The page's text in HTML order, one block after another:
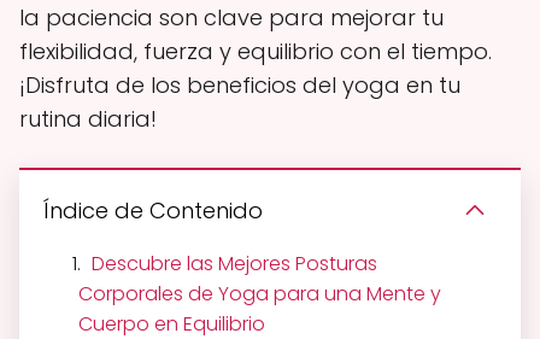
la paciencia son clave para mejorar tu
flexibilidad, fuerza y equilibrio con el tiempo.
¡Disfruta de los beneficios del yoga en tu
rutina diaria!
Índice de Contenido
Descubre las Mejores Posturas
Corporales de Yoga para una Mente y
Cuerpo en Equilibrio